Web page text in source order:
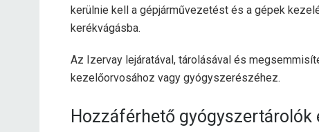
kerülnie kell a gépjárművezetést és a gépek
kerékvágásba.
Az Izervay lejáratával, tárolásával és
kezelőorvosához vagy gyógyszerészéhez.
Hozzáférhető gyógyszertárolók